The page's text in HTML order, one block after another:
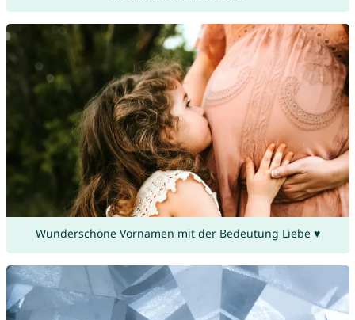
Wunderschöne Vornamen mit der Bedeutung Liebe ♥